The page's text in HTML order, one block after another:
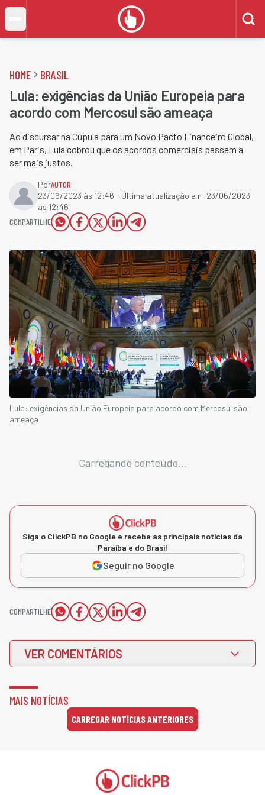
HOME BRASIL
Lula: exigências da União Europeia para
acordo com Mercosul são ameaça
Ao discursar na Cúpula para um Novo Pacto Financeiro Global,
em Paris, Lula cobrou que os acordos comerciais passem a
ser mais justos.
PorAUTOR
23/06/2023 às 12:46 - Última atualização em: 23/06/2023
às 12:46
COMPARTILHE
Lula: exigências da União Europeia para acordo com Mercosul são
ameaça
Carregando conteúdo...
Siga o ClickPB no Google e receba as principais notícias da
Paraíba e do Brasil
Seguir no Google
COMPARTILHE
VER COMENTÁRIOS
MAIS NOTÍCIAS
CARREGAR NOTÍCIAS ANTERIORES